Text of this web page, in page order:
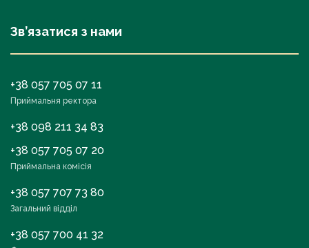
Зв’язатися з нами
+38 057 705 07 11
Приймальня ректора
+38 098 211 34 83
+38 057 705 07 20
Приймальна комісія
+38 057 707 73 80
Загальний відділ
+38 057 700 41 32